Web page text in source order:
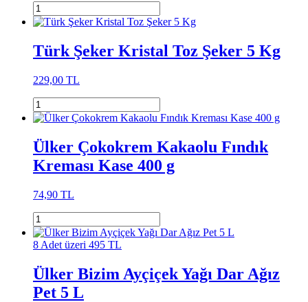
Türk Şeker Kristal Toz Şeker 5 Kg
229,00 TL
Ülker Çokokrem Kakaolu Fındık
Kreması Kase 400 g
74,90 TL
8 Adet üzeri 495 TL
Ülker Bizim Ayçiçek Yağı Dar Ağız
Pet 5 L